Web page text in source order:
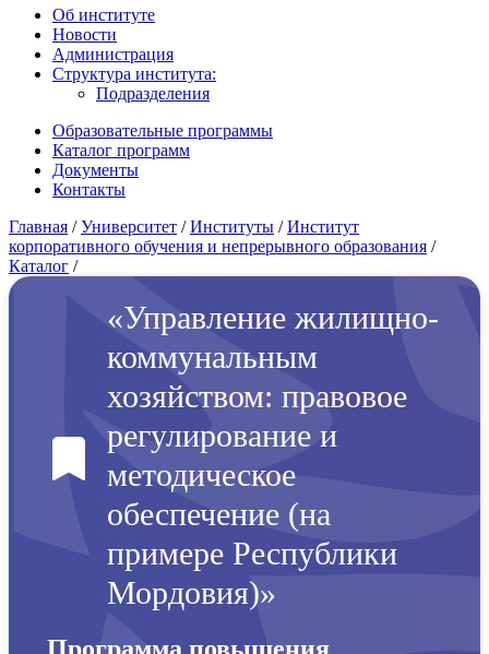
Об институте
Новости
Администрация
Структура института:
Подразделения
Образовательные программы
Каталог программ
Документы
Контакты
Главная /Университет /Институты /Институт
корпоративного обучения и непрерывного образования /
Каталог /
«Управление жилищно-
коммунальным
хозяйством: правовое
регулирование и
методическое
обеспечение (на
примере Республики
Мордовия)»
Программа повышения